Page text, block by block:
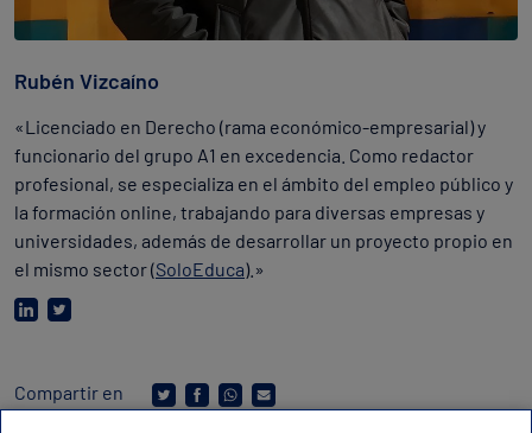
Rubén Vizcaíno
«Licenciado en Derecho (rama económico-empresarial) y
funcionario del grupo A1 en excedencia. Como redactor
profesional, se especializa en el ámbito del empleo público y
la formación online, trabajando para diversas empresas y
universidades, además de desarrollar un proyecto propio en
el mismo sector (SoloEduca).»
Compartir en